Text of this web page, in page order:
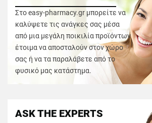
Στο easy-pharmacy.gr μπορείτε να
καλύψετε τις ανάγκες σας μέσα
από μια μεγάλη ποικιλία προϊόντων
έτοιμα να αποσταλούν στον χώρο
σας ή να τα παραλάβετε από το
φυσικό μας κατάστημα.
ASK THE EXPERTS